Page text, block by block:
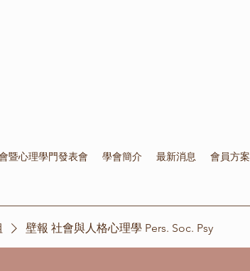
暨心理學門發表會 學會簡介 最新消息 會員方案
壁報 社會與人格心理學 Pers. Soc. Psy